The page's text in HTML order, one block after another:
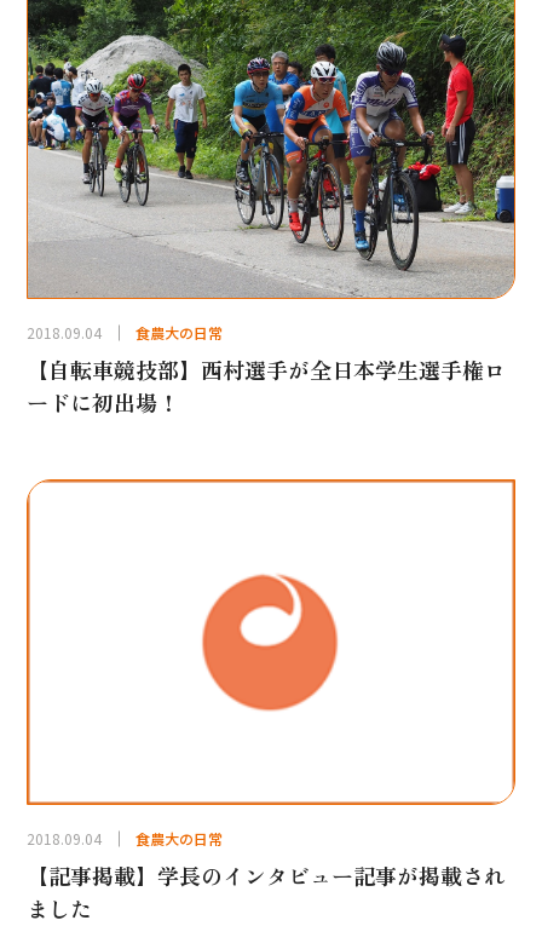
2018.09.04 食農大の日常
【自転車競技部】西村選手が全日本学生選手権ロ
ードに初出場！
2018.09.04 食農大の日常
【記事掲載】学長のインタビュー記事が掲載され
ました